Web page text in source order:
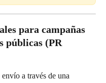
para campañas
públicas (PR
a través de una